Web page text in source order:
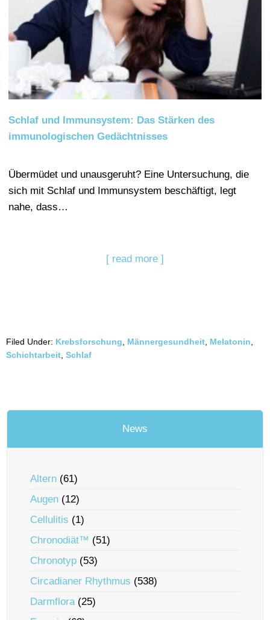
Schlaf und Immunsystem: Das Stärken des
immunologischen Gedächtnisses
Übermüdet und unausgeruht? Eine Untersuchung, die
sich mit Schlaf und Immunsystem beschäftigt, legt
nahe, dass…
[ read more ]
Filed Under: Krebsforschung Männergesundheit Melatonin
Schichtarbeit Schlaf
News
Altern (61)
Augen (12)
Cellulitis (1)
Chronodiät™ (51)
Chronotyp (53)
Circadianer Rhythmus (538)
Darmflora(25)